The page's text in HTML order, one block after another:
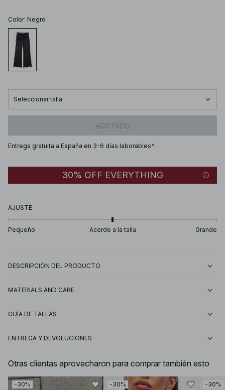
Color: Negro
Seleccionar talla
AGOTADO
Entrega gratuita a España en 3-6 días laborables*
30% OFF EVERYTHING
AJUSTE
Pequeño Acorde a la talla Grande
DESCRIPCIÓN DEL PRODUCTO
MATERIALS AND CARE
GUÍA DE TALLAS
ENTREGA Y DEVOLUCIONES
Otras clientas aprovecharon para comprar también esto
-30% -30% -30%